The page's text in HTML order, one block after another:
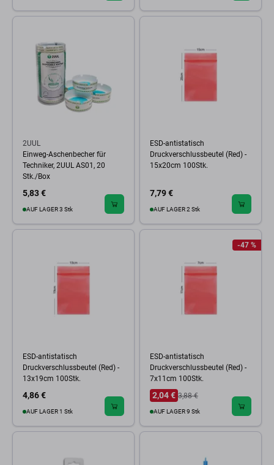
2UUL
Einweg-Aschenbecher für
Techniker, 2UUL AS01, 20
Stk./Box
5,83 €
AUF LAGER 3 Stk
ESD-antistatisch
Druckverschlussbeutel (Red) -
15x20cm 100Stk.
7,79 €
AUF LAGER 2 Stk
ESD-antistatisch
Druckverschlussbeutel (Red) -
13x19cm 100Stk.
4,86 €
AUF LAGER 1 Stk
-47 %
ESD-antistatisch
Druckverschlussbeutel (Red) -
7x11cm 100Stk.
2,04 € 3,88 €
AUF LAGER 9 Stk